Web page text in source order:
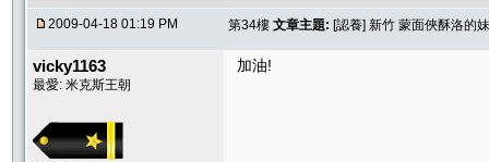
2009-04-18 01:19 PM 第34樓 文章主題: [認養] 新竹 蒙面俠酥洛的
vicky1163
最愛: 米克斯王朝
加油!